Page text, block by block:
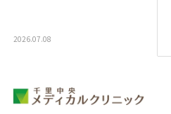
2026.07.08